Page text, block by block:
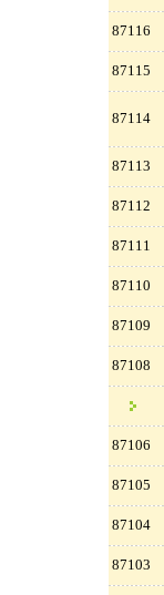
87116
87115
87114
87113
87112
87111
87110
87109
87108
87106
87105
87104
87103